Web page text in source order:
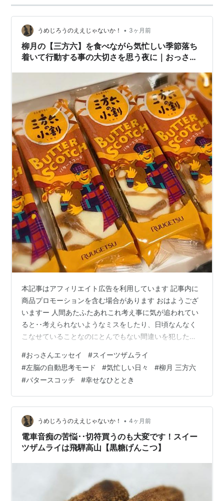
うめじろうのええじゃないか！ • 3ヶ月前
柳月の【三方六】を食べながら気忙しい季節落ち
着いて行動する事の大切さを思う夜に｜おっさん
本記事はアフィリエイト広告を利用しています 記事内に
商品プロモーションを含む場合があります おはようござ
いますー 人間あたふたあれこれ考え事に気が追われてい
ると･･考えられないようなミスをしたり、日頃なんなく
こなせていることなのにとんでもない間違いを犯したり
っ越し以来･･どうにも落ち着かずケアレスミス連発のう
めじろうです･･･(~_~;) 先日･･いつものようにジムに行っ
たんですが エクササイズを終えて帰りの着替えの時･･パ
ンツが無い！(ﾟДﾟ;)ｳﾗｱ おいおい！わしのパンツどうし
た？ ってお前以外に誰がどうこうすんねん！って話で
し…
#おっさんエッセイ #スイーツザムライ
#左脳の自動思考モード #気忙しい日々 #柳月 三方六
#バタースコッチ #幸せなひととき
うめじろうのええじゃないか！ • 4ヶ月前
電車音痴の苦悩･･切符買うのも大変です！スイー
ツザムライは飛騨高山【黒糖げんこつ】